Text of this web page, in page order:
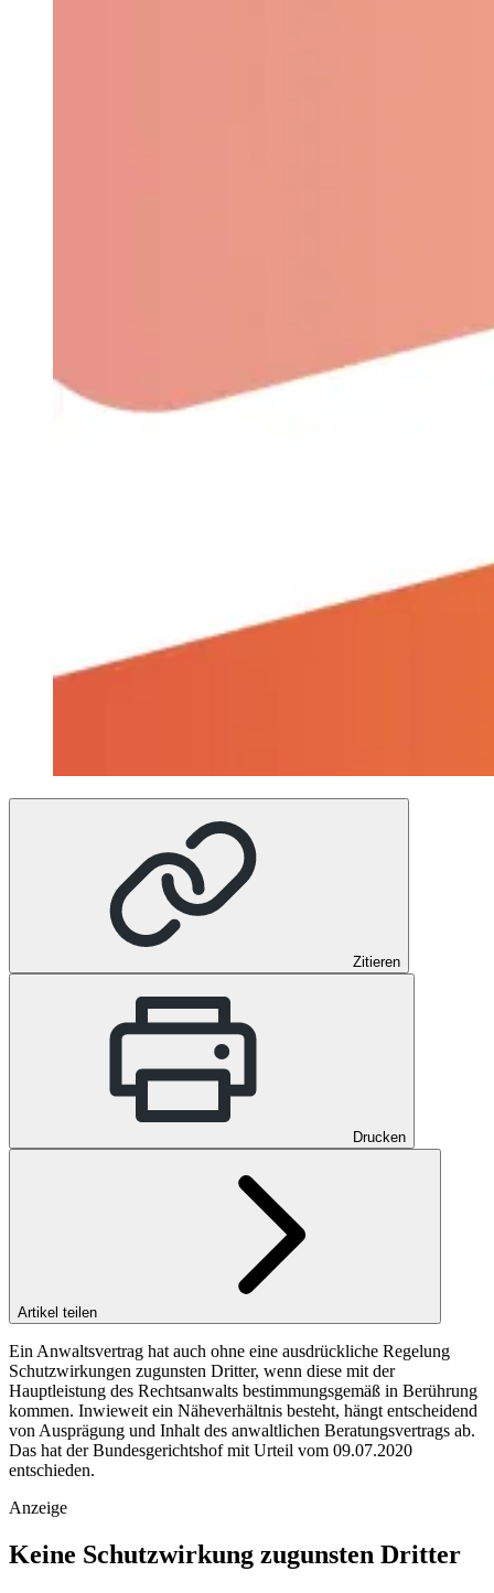
Zitieren
Drucken
Artikel teilen
Ein Anwaltsvertrag hat auch ohne eine ausdrückliche Regelung
Schutzwirkungen zugunsten Dritter, wenn diese mit der
Hauptleistung des Rechtsanwalts bestimmungsgemäß in Berührung
kommen. Inwieweit ein Näheverhältnis besteht, hängt entscheidend
von Ausprägung und Inhalt des anwaltlichen Beratungsvertrags ab.
Das hat der Bundesgerichtshof mit Urteil vom 09.07.2020
entschieden.
Anzeige
Keine Schutzwirkung zugunsten Dritter